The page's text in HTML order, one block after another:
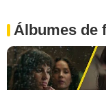
Álbumes de